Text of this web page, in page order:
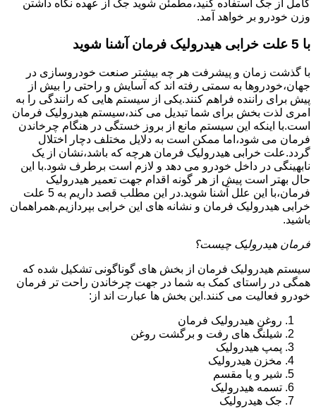
کامل از جک استفاده کنید،مطمئن شوید جک از عهده نگاه داشتن
وزن خودرو بر خواهد آمد.
با 5 علت خرابی هیدرولیک فرمان آشنا شوید
با گذشت زمان و پیشرفت هر چه بیشتر صنعت خودروسازی در
جهان،خودروها به سمتی رفته اند که آسایش و راحتی را بیش از
پیش برای راننده فراهم کنند.یکی از سیستم هایی که رانندگی را به
امری لذت بخش برای شما تبدیل می کند،سیستم هیدرولیک فرمان
است.با اینکه این سیستم مانع از بروز خستگی در هنگام چرخاندن
فرمان می شود،اما ممکن است به دلایل مختلف دچار اختلال
گردد.علت خرابی هیدرولیک فرمان هرچه که باشد،نشان از یک
نابهینگی در داخل خودرو می دهد و لازم است برطرف شود.با این
حال بهتر است پیش از هر گونه اقدام جهت تعمیر هیدرولیک
فرمان،با این علل آشنا شوید.در این مطلب قصد داریم به 5 علت
خرابی هیدرولیک فرمان و نشانه های این خرابی بپردازیم.همراهمان
باشید.
فرمان هیدرولیک چیست؟
سیستم هیدرولیک فرمان از بخش های گوناگونی تشکیل شده که
همگی در راستای کمک به شما در جهت چرخاندن راحت تر فرمان
خودرو فعالیت می کنند.این بخش ها عبارت اند از:
روغن هیدرولیک فرمان
شیلنگ های رفت و برگشت روغن
پمپ هیدرولیک
مخزن هیدرولیک
شیر و یا مقسم
تسمه هیدرولیک
جک هیدرولیک